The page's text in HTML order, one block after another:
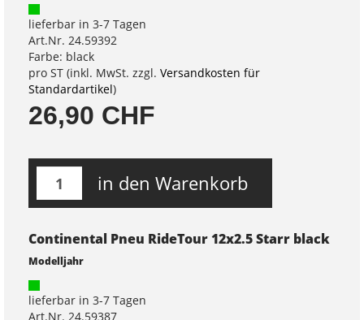
lieferbar in 3-7 Tagen
Art.Nr. 24.59392
Farbe: black
pro ST (inkl. MwSt. zzgl. Versandkosten für
Standardartikel)
26,90 CHF
in den Warenkorb
Continental Pneu RideTour 12x2.5 Starr black
Modelljahr
lieferbar in 3-7 Tagen
Art.Nr. 24.59387